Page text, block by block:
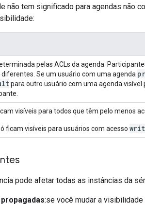
não tem significado para agendas não
pelas ACLs da agenda.
Se um usuário com uma agenda
para outro usuário com uma agenda
visíveis para todos que têm pelo menos
ficam visíveis para usuários com acesso
pode afetar todas as instâncias da
:se você mudar a